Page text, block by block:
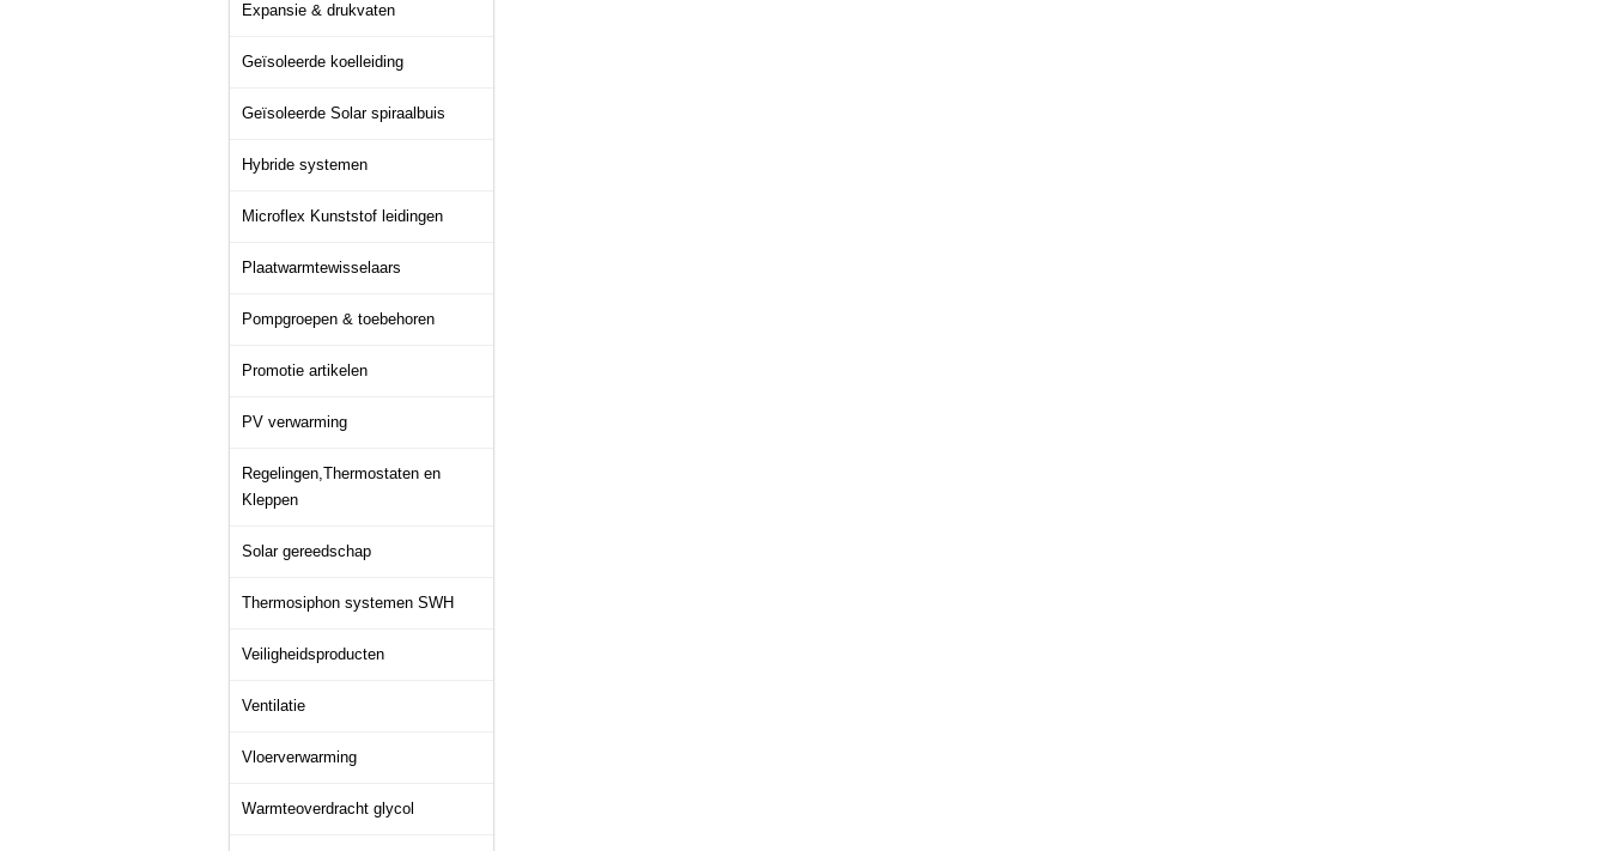
Expansie & drukvaten
Geïsoleerde koelleiding
Geïsoleerde Solar spiraalbuis
Hybride systemen
Microflex Kunststof leidingen
Plaatwarmtewisselaars
Pompgroepen & toebehoren
Promotie artikelen
PV verwarming
Regelingen,Thermostaten en
Kleppen
Solar gereedschap
Thermosiphon systemen SWH
Veiligheidsproducten
Ventilatie
Vloerverwarming
Warmteoverdracht glycol